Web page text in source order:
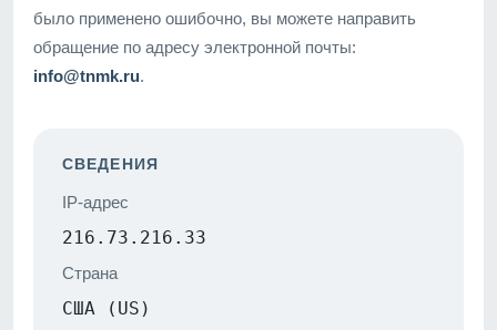
было применено ошибочно, вы можете направить
обращение по адресу электронной почты:
info@tnmk.ru.
СВЕДЕНИЯ
IP-адрес
216.73.216.33
Страна
США (US)